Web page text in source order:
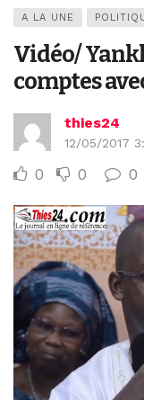
A LA UNE
Vidéo/
comptes
thies24
12/05/2017
0 0 0